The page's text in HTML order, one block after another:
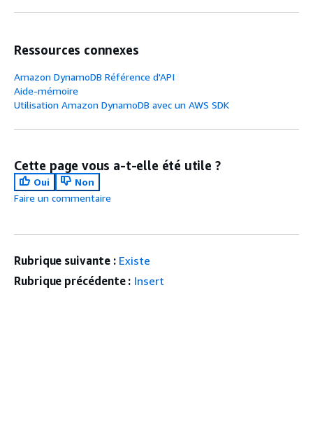
Ressources connexes
Amazon DynamoDB Référence d'API
Aide-mémoire
Utilisation Amazon DynamoDB avec un AWS SDK
Cette page vous a-t-elle été utile ?
Oui
Non
Faire un commentaire
Rubrique suivante : Existe
Rubrique précédente : Insert